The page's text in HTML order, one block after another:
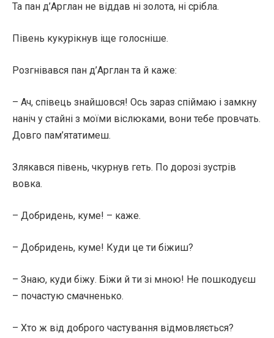
Та пан д’Арглан не віддав ні золота, ні срібла.
Півень кукурікнув іще голосніше.
Розгнівався пан д’Арглан та й каже:
– Ач, співець знайшовся! Ось зараз спіймаю і замкну
наніч у стайні з моїми віслюками, вони тебе провчать.
Довго пам’ятатимеш.
Злякався півень, чкурнув геть. По дорозі зустрів
вовка.
– Добридень, куме! – каже.
– Добридень, куме! Куди це ти біжиш?
– Знаю, куди біжу. Біжи й ти зі мною! Не пошкодуєш
– почастую смачненько.
– Хто ж від доброго частування відмовляється?